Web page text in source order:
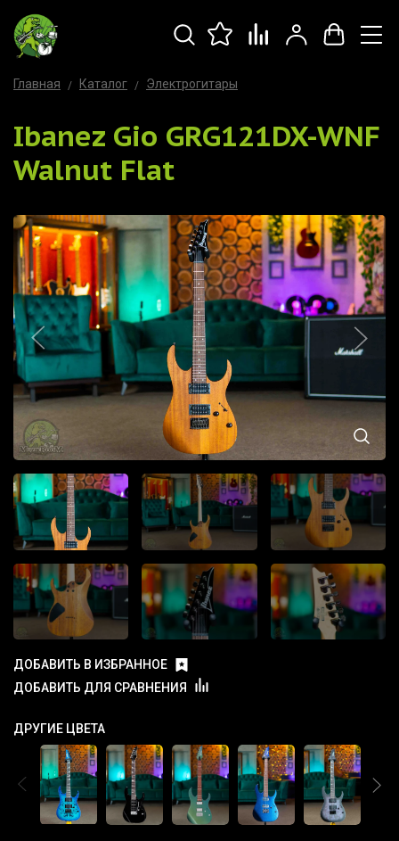
Главная Каталог Электрогитары
Ibanez Gio GRG121DX-WNF
Walnut Flat
ДОБАВИТЬ В ИЗБРАННОЕ
ДОБАВИТЬ ДЛЯ СРАВНЕНИЯ
ДРУГИЕ ЦВЕТА